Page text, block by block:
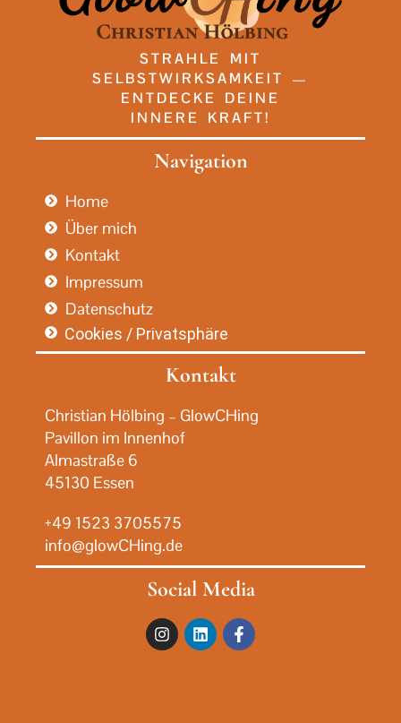
STRAHLE MIT
SELBSTWIRKSAMKEIT —
ENTDECKE DEINE
INNERE KRAFT!
Navigation
Home
Über mich
Kontakt
Impressum
Datenschutz
Cookies / Privatsphäre
Kontakt
Christian Hölbing – GlowCHing
Pavillon im Innenhof
Almastraße 6
45130 Essen
+49 1523 3705575
info@glowCHing.de
Social Media